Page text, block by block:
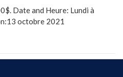
Date and Heure: Lundi à
octobre 2021